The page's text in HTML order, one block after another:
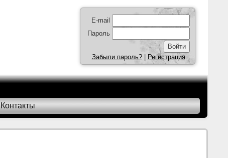
E-mail
Пароль
Забыли пароль?| Регистрация
Контакты